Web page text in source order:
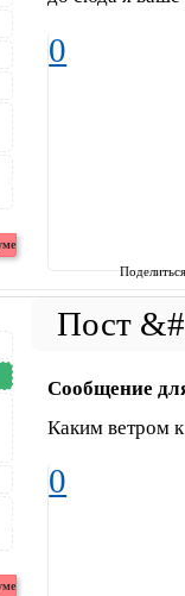
0
Сообщение
Каким ветром
0